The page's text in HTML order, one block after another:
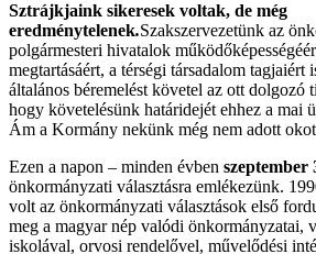
Sztrájkjaink sikeresek voltak, de még
eredménytelenek.Szakszervezetünk az
polgármesteri hivatalok
megtartásáért, a térségi társadalom
általános béremelést követel az ott dolgozó
hogy követelésünk határidejét ehhez a mai
Ám a Kormány nekünk még nem adott
Ezen a napon – minden évben szeptember
önkormányzati választásra emlékezünk.
volt az önkormányzati választások első
meg a magyar nép valódi önkormányzatai,
iskolával, orvosi rendelővel, művelődési